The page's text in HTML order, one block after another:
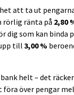
att ta ut
rörlig ränta på 2,80
dig som kan binda
till 3,00 %
helt – det
över pengar